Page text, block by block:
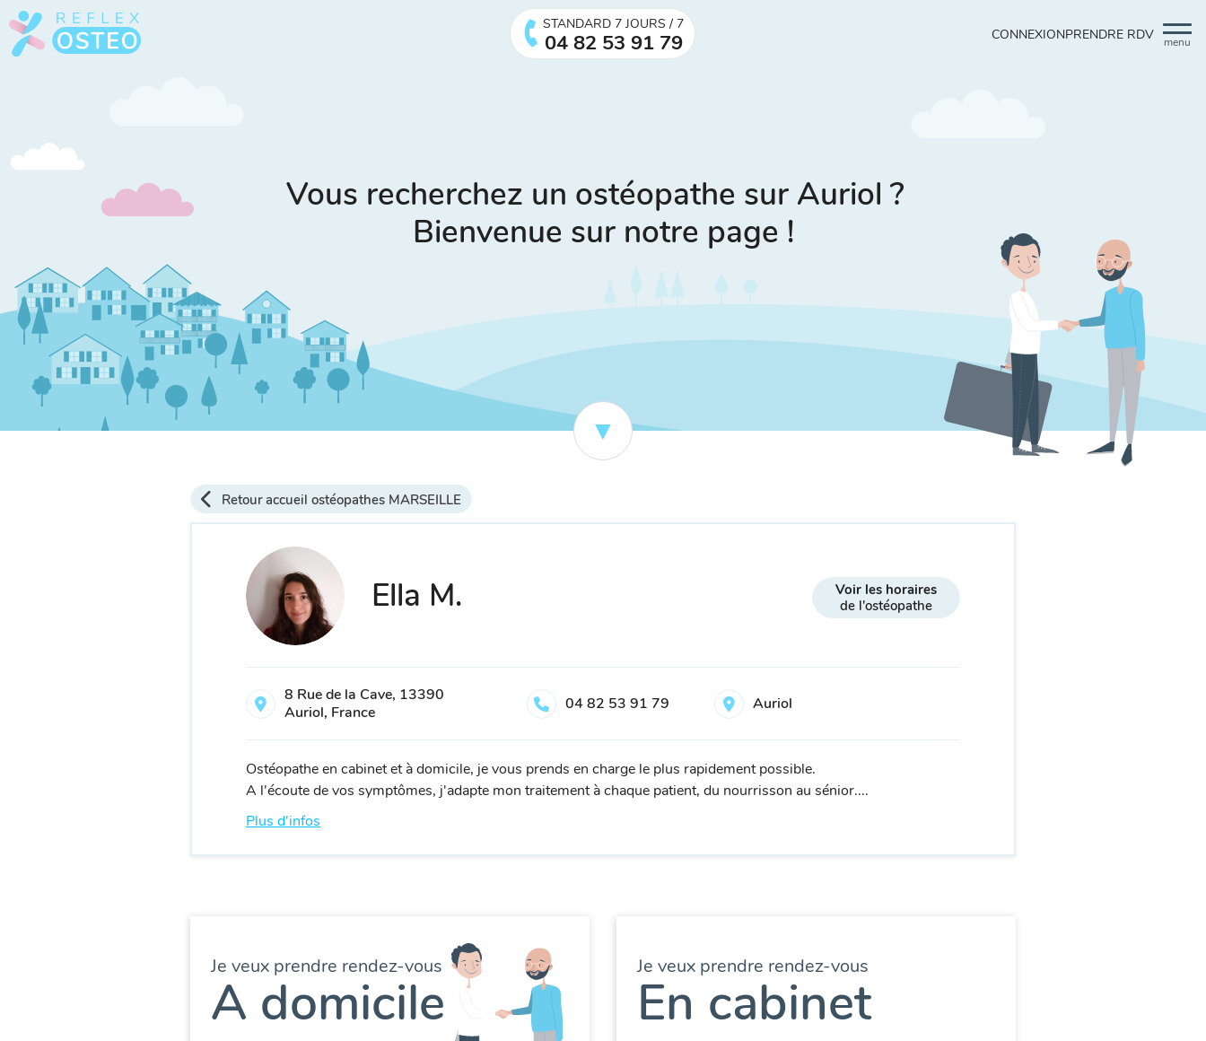
menu
STANDARD 7 JOURS / 7
04 82 53 91 79 CONNEXIONPRENDRE RDV
Vous recherchez un ostéopathe sur Auriol ?
Bienvenue sur notre page !
Retour accueil ostéopathes MARSEILLE
Ella M.
Voir les horaires
de l'ostéopathe
8 Rue de la Cave, 13390
Auriol, France
04 82 53 91 79 Auriol
Ostéopathe en cabinet et à domicile, je vous prends en charge le plus rapidement possible.
A l'écoute de vos symptômes, j'adapte mon traitement à chaque patient, du nourrisson au sénior....
Plus d'infos
Je veux prendre rendez-vous
A domicile
Je veux prendre rendez-vous
En cabinet